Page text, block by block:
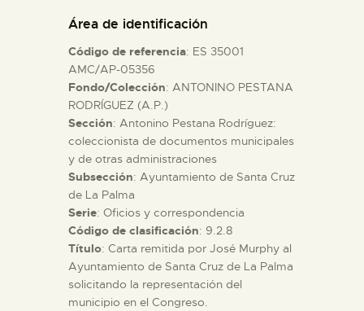
ACTIVIDADES
█
EL MUSEO
COLECCIONES
DIDÁCTICA
ESPAÑOL
Área de identificación
Código de referencia: ES 35001
AMC/AP-05356
Fondo/Colección: ANTONINO PESTANA
RODRÍGUEZ (A.P.)
Sección: Antonino Pestana Rodríguez:
coleccionista de documentos municipales
y de otras administraciones
Subsección: Ayuntamiento de Santa Cruz
de La Palma
Serie: Oficios y correspondencia
Código de clasificación: 9.2.8
Título: Carta remitida por José Murphy al
Ayuntamiento de Santa Cruz de La Palma
solicitando la representación del
municipio en el Congreso.